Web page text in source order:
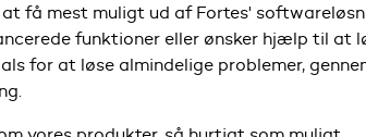
få mest muligt ud af Fortes'
funktioner eller ønsker hjælp til at
for at løse almindelige problemer,